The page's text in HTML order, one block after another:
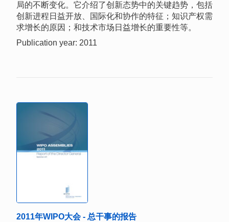
局的不断变化。它介绍了创新态势中的关键趋势，包括
创新进程日益开放、国际化和协作的特征；知识产权需
求增长的原因；和技术市场日益增长的重要性等。
Publication year: 2011
2011年WIPO大会 - 总干事的报告